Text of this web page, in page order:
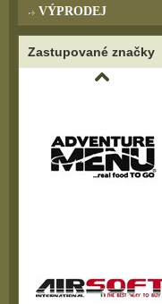
VÝPRODEJ
Zastupované značky